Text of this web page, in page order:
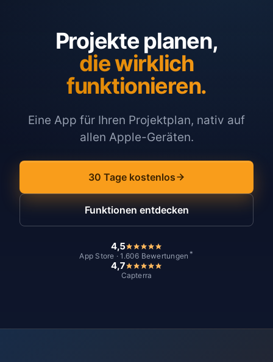
Projekte planen,
die wirklich
funktionieren.
Eine App für Ihren Projektplan, nativ auf
allen Apple-Geräten.
30 Tage kostenlos
Funktionen entdecken
4,5
App Store · 1.606 Bewertungen *
4,7
Capterra